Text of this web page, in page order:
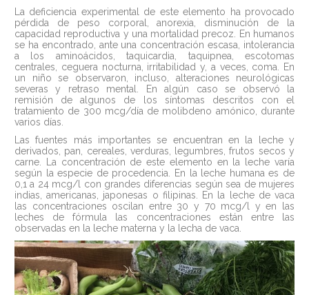
La deficiencia experimental de este elemento ha provocado
pérdida de peso corporal, anorexia, disminución de la
capacidad reproductiva y una mortalidad precoz. En humanos
se ha encontrado, ante una concentración escasa, intolerancia
a los aminoácidos, taquicardia, taquipnea, escotomas
centrales, ceguera nocturna, irritabilidad y, a veces, coma. En
un niño se observaron, incluso, alteraciones neurológicas
severas y retraso mental. En algún caso se observó la
remisión de algunos de los síntomas descritos con el
tratamiento de 300 mcg/día de molibdeno amónico, durante
varios días.
Las fuentes más importantes se encuentran en la leche y
derivados, pan, cereales, verduras, legumbres, frutos secos y
carne. La concentración de este elemento en la leche varía
según la especie de procedencia. En la leche humana es de
0,1 a 24 mcg/l con grandes diferencias según sea de mujeres
indias, americanas, japonesas o filipinas. En la leche de vaca
las concentraciones oscilan entre 30 y 70 mcg/l y en las
leches de fórmula las concentraciones están entre las
observadas en la leche materna y la lecha de vaca.